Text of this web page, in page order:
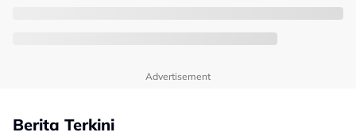
Advertisement
Berita Terkini